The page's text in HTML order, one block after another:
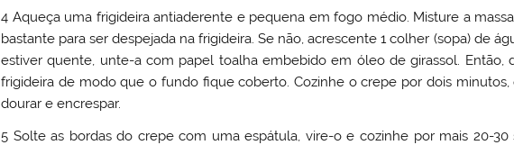
4 Aqueça uma frigideira antiaderente e pequena em fogo médio. Misture a
bastante para ser despejada na frigideira. Se não, acrescente 1 colher (sopa) de
estiver quente, unte-a com papel toalha embebido em óleo de girassol. Então,
frigideira de modo que o fundo fique coberto. Cozinhe o crepe por dois
dourar e encrespar.
5 Solte as bordas do crepe com uma espátula, vire-o e cozinhe por mais 20-